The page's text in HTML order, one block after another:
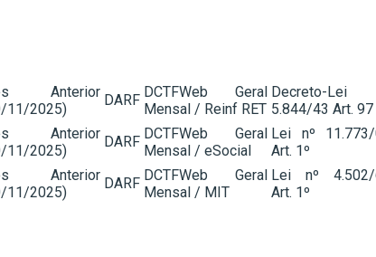
Anterior
11/2025)
DARF DCTFWeb Geral
Mensal / Reinf RET
Decreto-Lei
5.844/43 Art. 97
Anterior
11/2025)
DARF DCTFWeb Geral
Mensal / eSocial
Lei nº 11.773/
Art. 1º
Anterior
11/2025)
DARF DCTFWeb Geral
Mensal / MIT
Lei nº 4.502/
Art. 1º